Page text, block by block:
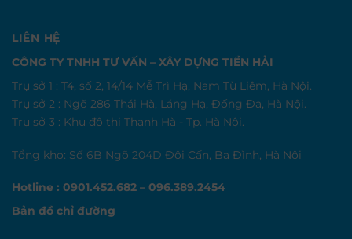
LIÊN HỆ
CÔNG TY TNHH TƯ VẤN – XÂY DỰNG TIỀN HẢI
Trụ sở 1 : T4, số 2, 14/14 Mễ Trì Hạ, Nam Từ Liêm, Hà Nội.
Trụ sở 2 : Ngõ 286 Thái Hà, Láng Hạ, Đống Đa, Hà Nội.
Trụ sở 3 : Khu đô thị Thanh Hà - Tp. Hà Nội.
Tổng kho: Số 6B Ngõ 204D Đội Cấn, Ba Đình, Hà Nội
Hotline : 0901.452.682 – 096.389.2454
Bản đồ chỉ đường